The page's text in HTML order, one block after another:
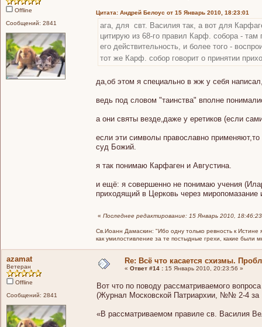
Offline
Сообщений: 2841
Цитата: Андрей Белоус от 15 Январь 2010, 18:23:01
ага, для свт. Василия так, а вот для
цитирую из 68-го правил Карф. собора - там
его действительность, и более того -
тот же Карф. собор говорит о принятии
да,об этом я специально в жж у себя
ведь под словом "таинства" вполне
а они святы везде,даже у еретиков (если
если эти символы православно
суд Божий.
я так понимаю Карфаген и Августина.
и ещё: я совершенно не понимаю учения
приходящий в Церковь через миропомазание
« Последнее редактирование: 15 Январь 2010,
Св.Иоанн Дамаскин: "Ибо одну только ревность к
как умилостивление за те постыдные грехи, какие были
azamat
Ветеран
Offline
Сообщений: 2841
Re: Всё что касается схизмы.
« Ответ #14 : 15 Январь 2010, 20:23:56 »
Вот что по поводу рассматриваемого
(Журнал Московской Патриархии, №№ 2-4 за
«В рассматриваемом правиле св. Василия